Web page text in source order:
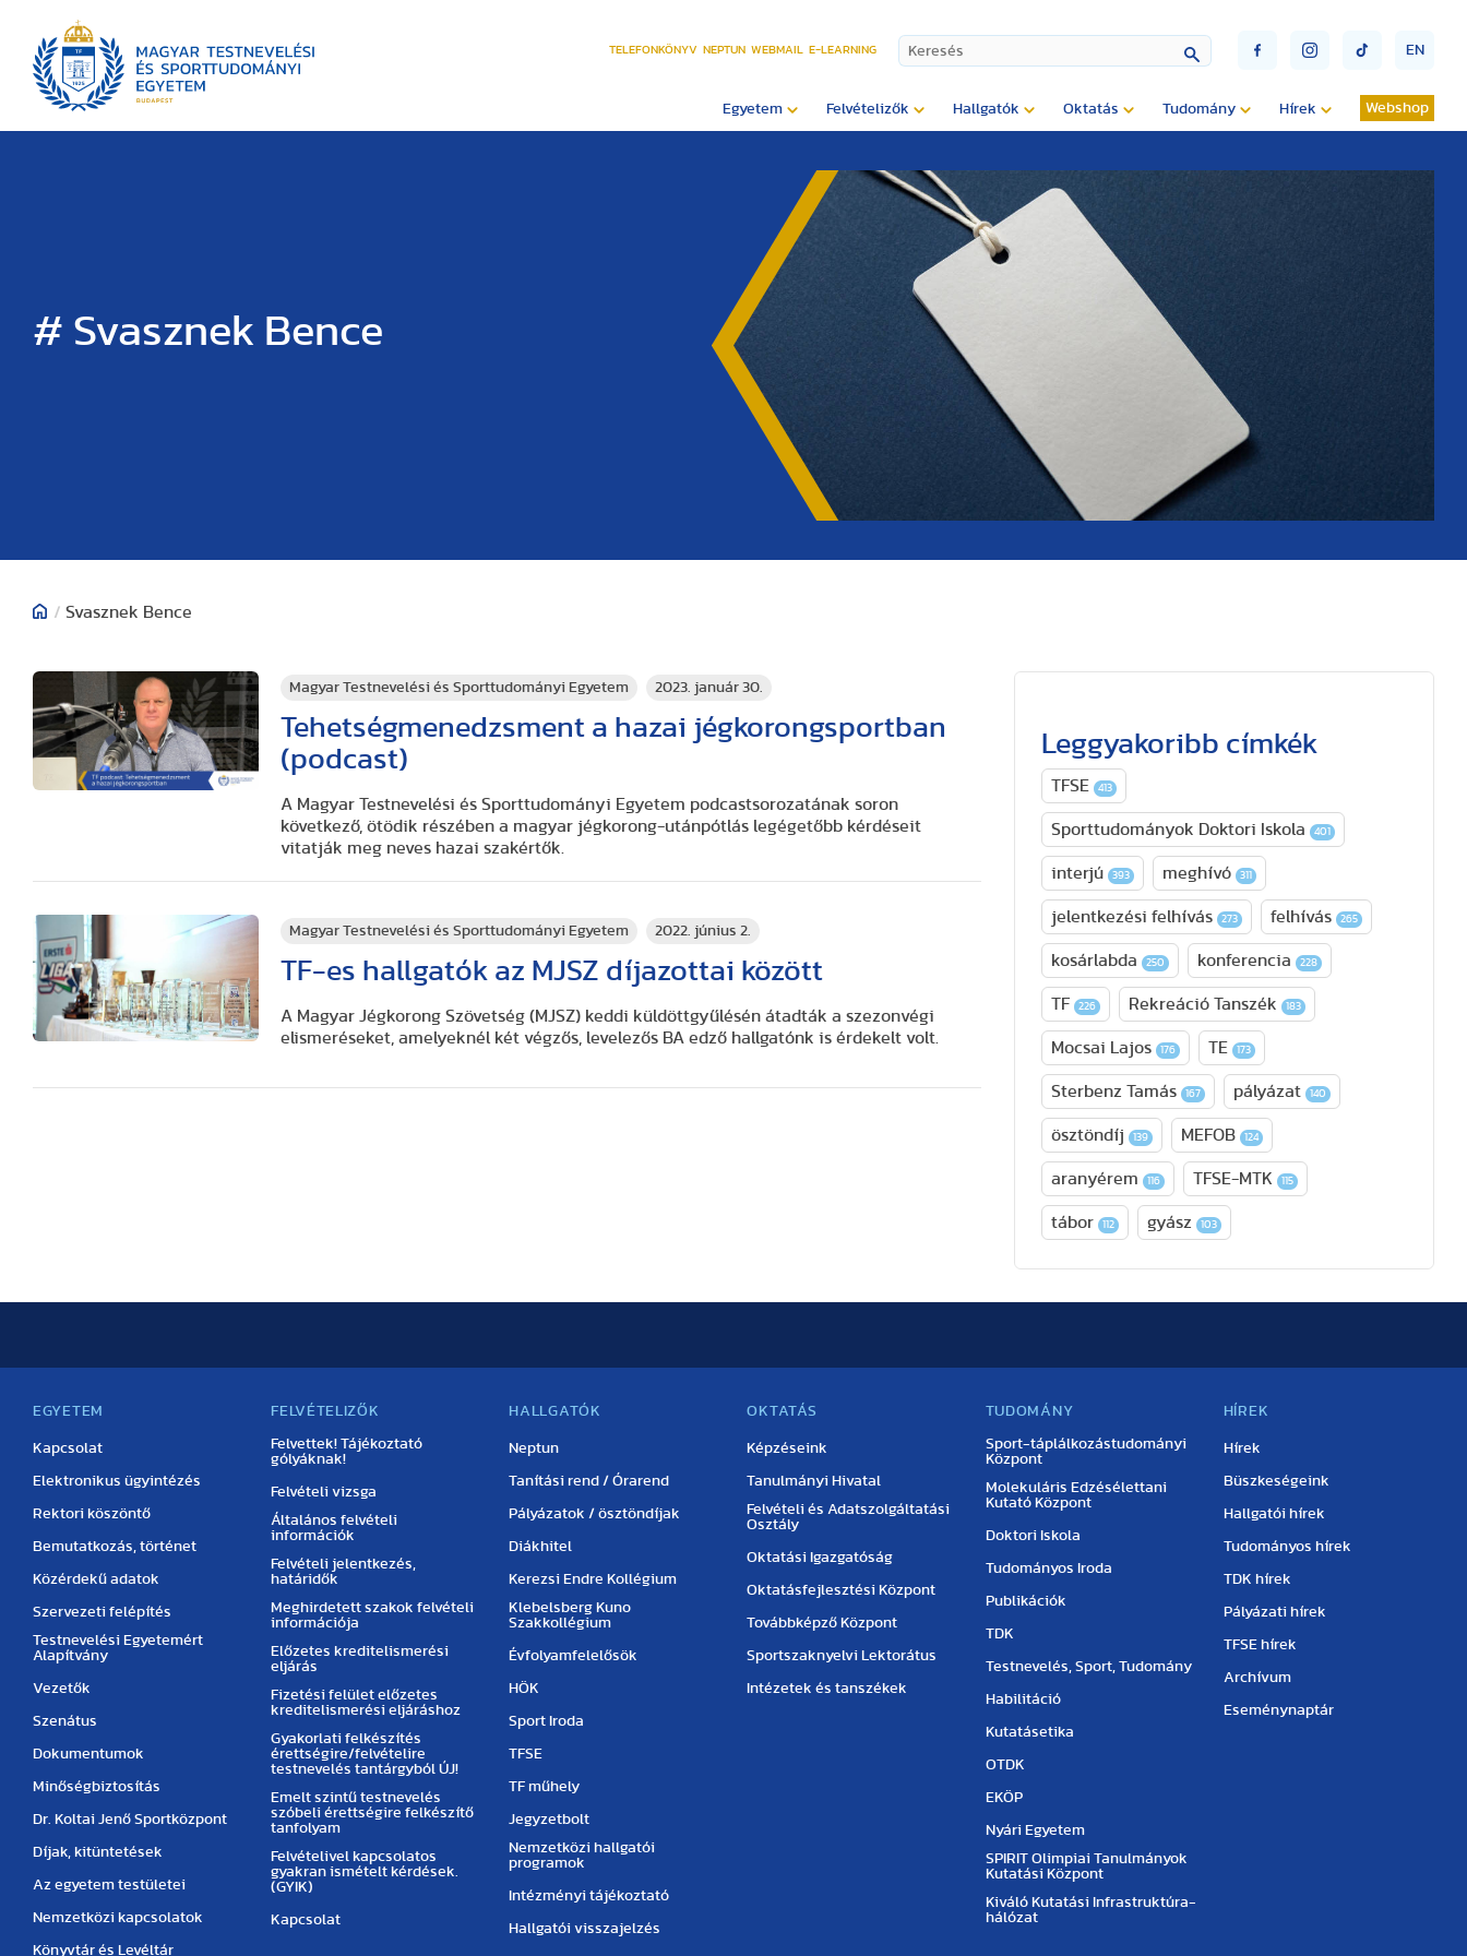
TELEFONKÖNYV NEPTUN WEBMAIL E-LEARNING EN
Egyetem Felvételizők Hallgatók Oktatás Tudomány Hírek Webshop
# Svasznek Bence
/ Svasznek Bence
Magyar Testnevelési és Sporttudományi Egyetem 2023. január 30.
Tehetségmenedzsment a hazai jégkorongsportban
(podcast)
A Magyar Testnevelési és Sporttudományi Egyetem podcastsorozatának soron
következő, ötödik részében a magyar jégkorong-utánpótlás legégetőbb kérdéseit
vitatják meg neves hazai szakértők.
Magyar Testnevelési és Sporttudományi Egyetem 2022. június 2.
TF-es hallgatók az MJSZ díjazottai között
A Magyar Jégkorong Szövetség (MJSZ) keddi küldöttgyűlésén átadták a szezonvégi
elismeréseket, amelyeknél két végzős, levelezős BA edző hallgatónk is érdekelt volt.
Leggyakoribb címkék
TFSE 413
Sporttudományok Doktori Iskola 401
interjú 393 meghívó 311
jelentkezési felhívás 273 felhívás 265
kosárlabda 250 konferencia 228
TF 226 Rekreáció Tanszék 183
Mocsai Lajos 176 TE 173
Sterbenz Tamás 167 pályázat 140
ösztöndíj 139 MEFOB 124
aranyérem 116 TFSE-MTK 115
tábor 112 gyász 103
EGYETEM
Kapcsolat
Elektronikus ügyintézés
Rektori köszöntő
Bemutatkozás, történet
Közérdekű adatok
Szervezeti felépítés
Testnevelési Egyetemért
Alapítvány
Vezetők
Szenátus
Dokumentumok
Minőségbiztosítás
Dr. Koltai Jenő Sportközpont
Díjak, kitüntetések
Az egyetem testületei
Nemzetközi kapcsolatok
Könyvtár és Levéltár
FELVÉTELIZŐK
Felvettek! Tájékoztató
gólyáknak!
Felvételi vizsga
Általános felvételi
információk
Felvételi jelentkezés,
határidők
Meghirdetett szakok felvételi
információja
Előzetes kreditelismerési
eljárás
Fizetési felület előzetes
kreditelismerési eljáráshoz
Gyakorlati felkészítés
érettségire/felvételire
testnevelés tantárgyból ÚJ!
Emelt szintű testnevelés
szóbeli érettségire felkészítő
tanfolyam
Felvételivel kapcsolatos
gyakran ismételt kérdések.
(GYIK)
Kapcsolat
HALLGATÓK
Neptun
Tanítási rend / Órarend
Pályázatok / ösztöndíjak
Diákhitel
Kerezsi Endre Kollégium
Klebelsberg Kuno
Szakkollégium
Évfolyamfelelősök
HÖK
Sport Iroda
TFSE
TF műhely
Jegyzetbolt
Nemzetközi hallgatói
programok
Intézményi tájékoztató
Hallgatói visszajelzés
OKTATÁS
Képzéseink
Tanulmányi Hivatal
Felvételi és Adatszolgáltatási
Osztály
Oktatási Igazgatóság
Oktatásfejlesztési Központ
Továbbképző Központ
Sportszaknyelvi Lektorátus
Intézetek és tanszékek
TUDOMÁNY
Sport-táplálkozástudományi
Központ
Molekuláris Edzésélettani
Kutató Központ
Doktori Iskola
Tudományos Iroda
Publikációk
TDK
Testnevelés, Sport, Tudomány
Habilitáció
Kutatásetika
OTDK
EKÖP
Nyári Egyetem
SPIRIT Olimpiai Tanulmányok
Kutatási Központ
Kiváló Kutatási Infrastruktúra-
hálózat
HÍREK
Hírek
Büszkeségeink
Hallgatói hírek
Tudományos hírek
TDK hírek
Pályázati hírek
TFSE hírek
Archívum
Eseménynaptár